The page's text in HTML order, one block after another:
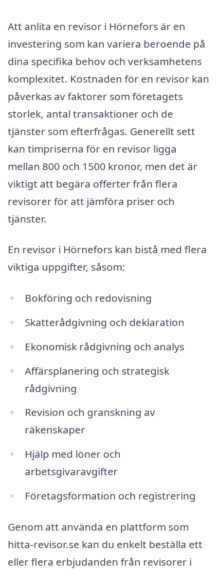
Att anlita en revisor i Hörnefors är en
investering som kan variera beroende på
dina specifika behov och verksamhetens
komplexitet. Kostnaden för en revisor kan
påverkas av faktorer som företagets
storlek, antal transaktioner och de
tjänster som efterfrågas. Generellt sett
kan timpriserna för en revisor ligga
mellan 800 och 1500 kronor, men det är
viktigt att begära offerter från flera
revisorer för att jämföra priser och
tjänster.
En revisor i Hörnefors kan bistå med flera
viktiga uppgifter, såsom:
Bokföring och redovisning
Skatterådgivning och deklaration
Ekonomisk rådgivning och analys
Affärsplanering och strategisk
rådgivning
Revision och granskning av
räkenskaper
Hjälp med löner och
arbetsgivaravgifter
Företagsformation och registrering
Genom att använda en plattform som
hitta-revisor.se kan du enkelt beställa ett
eller flera erbjudanden från revisorer i